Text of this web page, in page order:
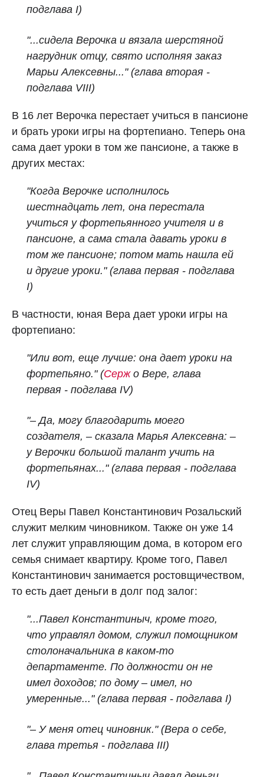
подглава I)
"...сидела Верочка и вязала шерстяной
нагрудник отцу, свято исполняя заказ
Марьи Алексевны..." (глава вторая -
подглава VIII)
В 16 лет Верочка перестает учиться в пансионе
и брать уроки игры на фортепиано. Теперь она
сама дает уроки в том же пансионе, а также в
других местах:
"Когда Верочке исполнилось
шестнадцать лет, она перестала
учиться у фортепьянного учителя и в
пансионе, а сама стала давать уроки в
том же пансионе; потом мать нашла ей
и другие уроки." (глава первая - подглава
I)
В частности, юная Вера дает уроки игры на
фортепиано:
"Или вот, еще лучше: она дает уроки на
фортепьяно." (Сержо Вере, глава
первая - подглава IV)
"– Да, могу благодарить моего
создателя, – сказала Марья Алексевна: –
у Верочки большой талант учить на
фортепьянах..." (глава первая - подглава
IV)
Отец Веры Павел Константинович Розальский
служит мелким чиновником. Также он уже 14
лет служит управляющим дома, в котором его
семья снимает квартиру. Кроме того, Павел
Константинович занимается ростовщичеством,
то есть дает деньги в долг под залог:
"...Павел Константиныч, кроме того,
что управлял домом, служил помощником
столоначальника в каком‑то
департаменте. По должности он не
имел доходов; по дому – имел, но
умеренные..." (глава первая - подглава I)
"– У меня отец чиновник." (Вера о себе,
глава третья - подглава III)